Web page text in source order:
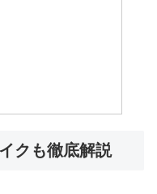
クも徹底解説